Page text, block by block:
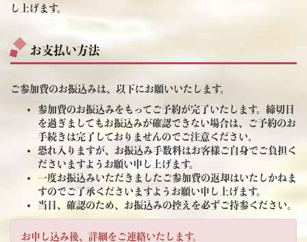
し上げます。
お支払い方法
ご参加費のお振込みは、以下にお願いいたします。
参加費のお振込みをもってご予約が完了いたします。締切日
を過ぎましてもお振込みが確認できない場合は、ご予約のお
手続きは完了しておりませんのでご注意ください。
恐れ入りますが、お振込み手数料はお客様ご自身でご負担く
ださいますようお願い申し上げます。
一度お振込みいただきましたご参加費の返却はいたしかねま
すのでご了承くださいますようお願い申し上げます。
当日、確認のため、お振込みの控えを必ずご持参ください。
お申し込み後、詳細をご連絡いたします。